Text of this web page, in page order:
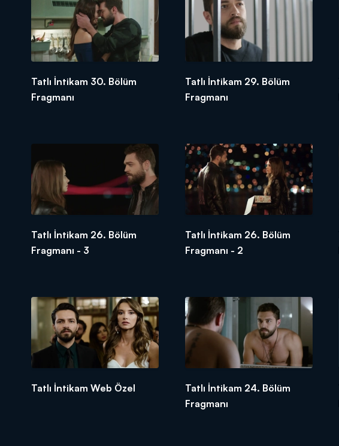
Tatlı İntikam 30. Bölüm
Fragmanı
Tatlı İntikam 29. Bölüm
Fragmanı
Tatlı İntikam 26. Bölüm
Fragmanı - 3
Tatlı İntikam 26. Bölüm
Fragmanı - 2
Tatlı İntikam Web Özel
Tatlı İntikam 24. Bölüm
Fragmanı